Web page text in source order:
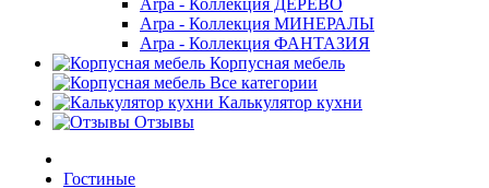
Arpa - Коллекция ДЕРЕВО
Arpa - Коллекция МИНЕРАЛЫ
Arpa - Коллекция ФАНТАЗИЯ
Корпусная мебель
Все категории
Калькулятор кухни
Отзывы
Гостиные